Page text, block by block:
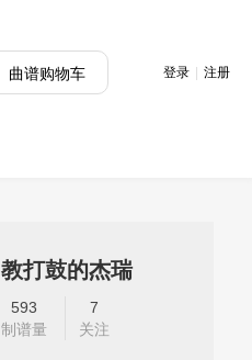
曲谱购物车 登录 | 注册
教打鼓的杰瑞
593
制谱量
7
关注